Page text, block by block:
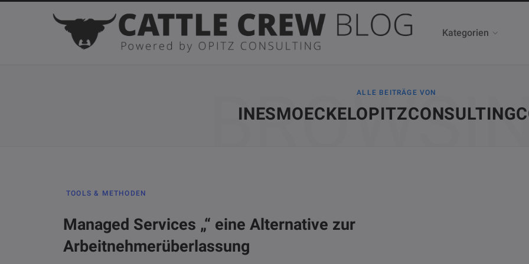
Kategorien
ALLE BEITRÄGE VON
TOOLS & METHODEN
Managed Services „“ eine Alternative zur
Arbeitnehmerüberlassung